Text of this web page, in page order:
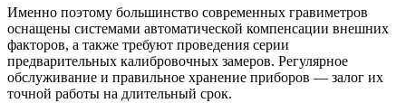
Именно поэтому большинство современных гравиметров
оснащены системами автоматической компенсации внешних
факторов, а также требуют проведения серии
предварительных калибровочных замеров. Регулярное
обслуживание и правильное хранение приборов — залог их
точной работы на длительный срок.